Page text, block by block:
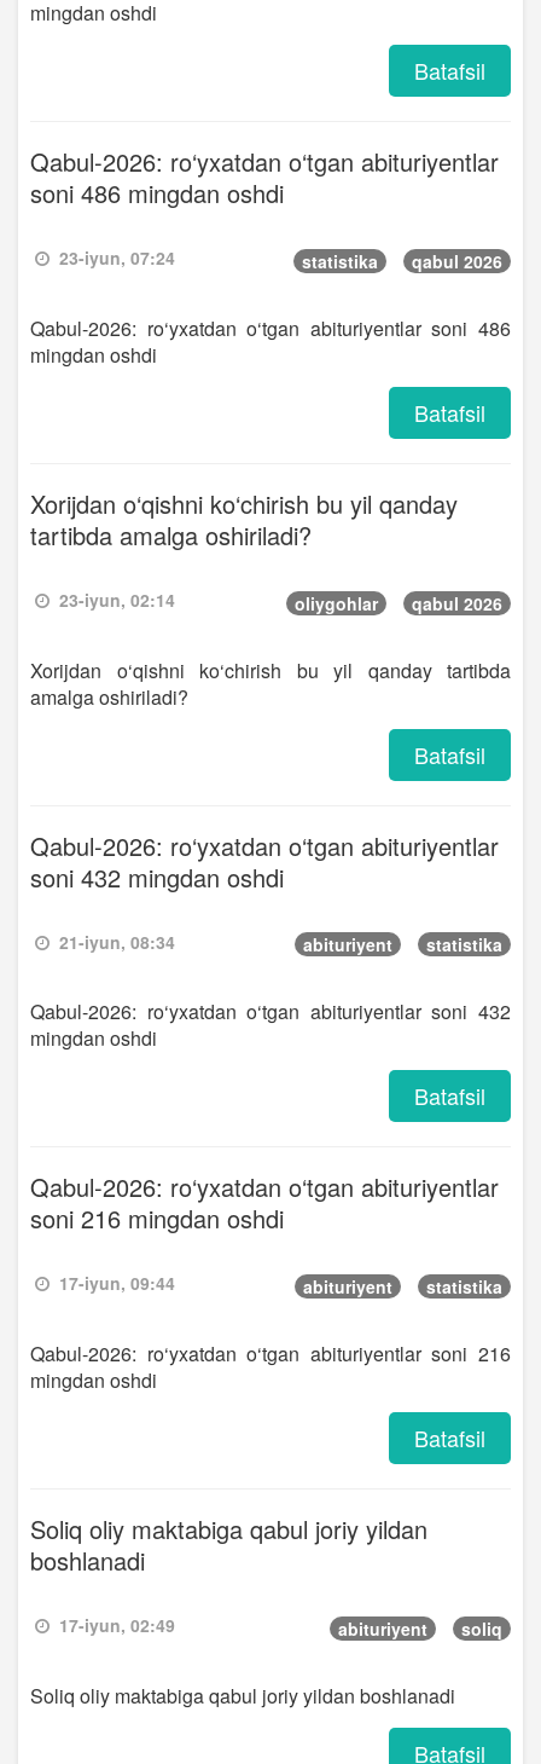
mingdan oshdi
Batafsil
Qabul-2026: ro‘yxatdan o‘tgan abituriyentlar
soni 486 mingdan oshdi
23-iyun, 07:24 statistika qabul 2026
Qabul-2026: ro‘yxatdan o‘tgan abituriyentlar soni 486
mingdan oshdi
Batafsil
Xorijdan o‘qishni ko‘chirish bu yil qanday
tartibda amalga oshiriladi?
23-iyun, 02:14 oliygohlar qabul 2026
Xorijdan o‘qishni ko‘chirish bu yil qanday tartibda
amalga oshiriladi?
Batafsil
Qabul-2026: ro‘yxatdan o‘tgan abituriyentlar
soni 432 mingdan oshdi
21-iyun, 08:34 abituriyent statistika
Qabul-2026: ro‘yxatdan o‘tgan abituriyentlar soni 432
mingdan oshdi
Batafsil
Qabul-2026: ro‘yxatdan o‘tgan abituriyentlar
soni 216 mingdan oshdi
17-iyun, 09:44 abituriyent statistika
Qabul-2026: ro‘yxatdan o‘tgan abituriyentlar soni 216
mingdan oshdi
Batafsil
Soliq oliy maktabiga qabul joriy yildan
boshlanadi
17-iyun, 02:49 abituriyent soliq
Soliq oliy maktabiga qabul joriy yildan boshlanadi
Batafsil